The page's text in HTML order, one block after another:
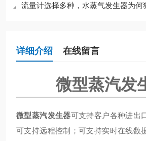
流量计选择多种，水蒸气发生器为何
详细介绍 在线留言
微型蒸汽发
微型蒸汽发生器可支持客户各种进出
可支持远程控制；可支持实时在线数